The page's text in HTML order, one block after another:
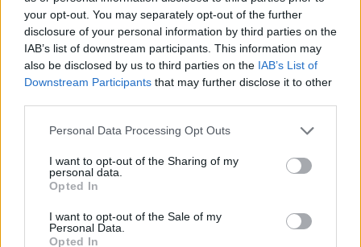
your opt-out. You may separately opt-out of the further
disclosure of your personal information by third parties on the
IAB’s list of downstream participants. This information may
also be disclosed by us to third parties on the IAB’s List of
Downstream Participants that may further disclose it to other
Personal Data Processing Opt Outs
I want to opt-out of the Sharing of my
personal data.
Opted In
I want to opt-out of the Sale of my
Personal Data.
Opted In
10 Irlanda
9 Inghilterra
6 Galles
5 Scozia
2 Italia